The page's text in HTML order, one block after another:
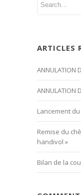
ARTICLES
ANNULATION
ANNULATION
Lancement
Remise du
handivol »
Bilan de la